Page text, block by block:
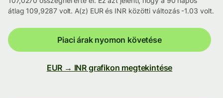
átlag 109,9287 volt. A(z) EUR és INR közötti változás -1.03 volt.
Piaci árak nyomon követése
EUR → INR grafikon megtekintése